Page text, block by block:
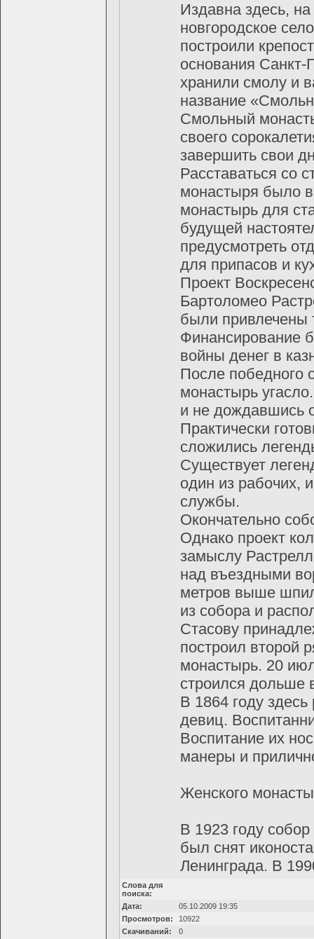
Издавна здесь,
новгородское
построили
основания Санкт-
хранили смолу и
название
Смольный
своего
завершить свои
Расставаться со
монастыря было
монастырь для
будущей
предусмотреть
для припасов и
Проект
Бартоломео
были привлечены
Финансирование
войны денег в
После победного
монастырь
и не дождавшись
Практически
сложились
Существует
один из рабочих,
службы.
Окончательно
Однако проект
замыслу
над въездными
метров выше
из собора и
Стасову
построил второй
монастырь. 20
строился дольше
В 1864 году
девиц.
Воспитание их
манеры и
Женского
В 1923 году
был снят
Ленинграда. В
Слова для
поиска:
Дата:
05.10.2009 19:35
Просмотров:
10922
Скачиваний:
0